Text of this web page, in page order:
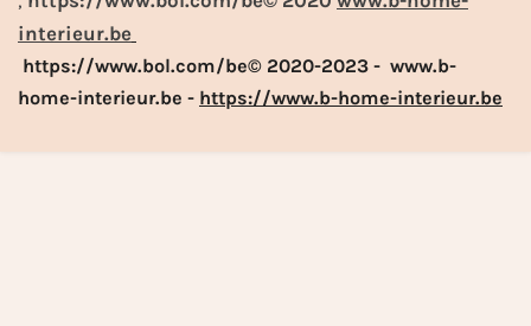
interieur.be
https://www.bol.com/be© 2020-2023 - www.b-
home-interieur.be - https://www.b-home-interieur.be